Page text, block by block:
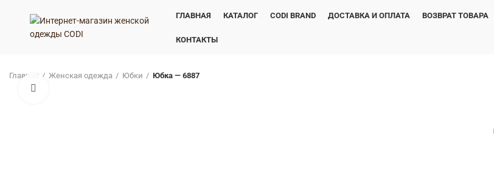
ГЛАВНАЯ КАТАЛОГ CODI BRAND ДОСТАВКА И ОПЛАТА ВОЗВРАТ ТОВАРА
КОНТАКТЫ
Главная Женская одежда Юбки Юбка — 6887